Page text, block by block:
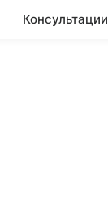
Консультации